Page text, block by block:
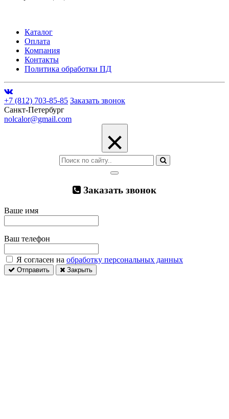
Каталог
Оплата
Компания
Контакты
Политика обработки ПД
+7 (812) 703-85-85 Заказать звонок
Санкт-Петербург
nolcalor@gmail.com
×
Заказать звонок
Ваше имя
Ваш телефон
Я согласен на обработку персональных данных
Отправить Закрыть